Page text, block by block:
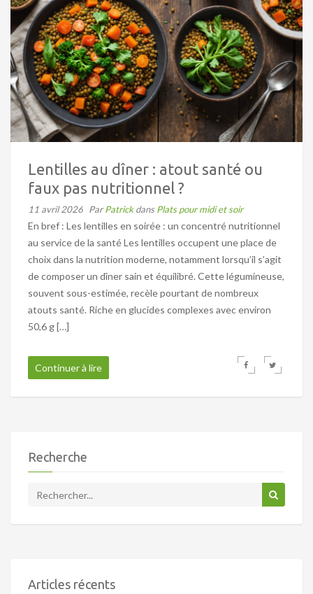
Lentilles au dîner : atout santé ou
faux pas nutritionnel ?
11 avril 2026 ParPatrickdans Plats pour midi et soir
En bref : Les lentilles en soirée : un concentré nutritionnel
au service de la santé Les lentilles occupent une place de
choix dans la nutrition moderne, notamment lorsqu’il s’agit
de composer un dîner sain et équilibré. Cette légumineuse,
souvent sous-estimée, recèle pourtant de nombreux
atouts santé. Riche en glucides complexes avec environ
50,6 g […]
Continuer à lire
Recherche
Articles récents